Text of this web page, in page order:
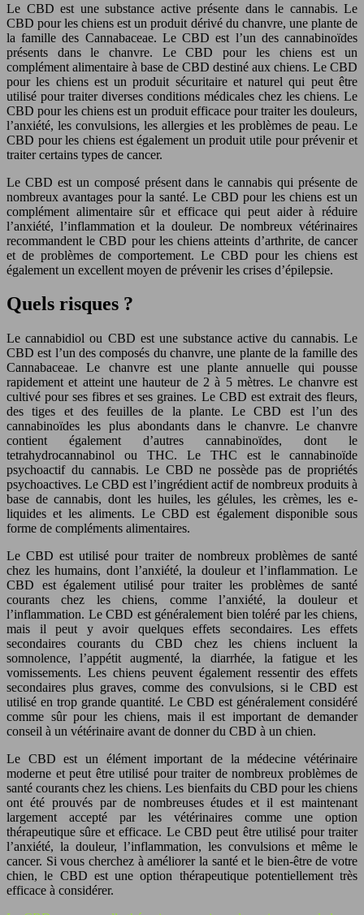
Le CBD est une substance active présente dans le cannabis. Le
CBD pour les chiens est un produit dérivé du chanvre, une plante de
la famille des Cannabaceae. Le CBD est l’un des cannabinoïdes
présents dans le chanvre. Le CBD pour les chiens est un
complément alimentaire à base de CBD destiné aux chiens. Le CBD
pour les chiens est un produit sécuritaire et naturel qui peut être
utilisé pour traiter diverses conditions médicales chez les chiens. Le
CBD pour les chiens est un produit efficace pour traiter les douleurs,
l’anxiété, les convulsions, les allergies et les problèmes de peau. Le
CBD pour les chiens est également un produit utile pour prévenir et
traiter certains types de cancer.
Le CBD est un composé présent dans le cannabis qui présente de
nombreux avantages pour la santé. Le CBD pour les chiens est un
complément alimentaire sûr et efficace qui peut aider à réduire
l’anxiété, l’inflammation et la douleur. De nombreux vétérinaires
recommandent le CBD pour les chiens atteints d’arthrite, de cancer
et de problèmes de comportement. Le CBD pour les chiens est
également un excellent moyen de prévenir les crises d’épilepsie.
Quels risques ?
Le cannabidiol ou CBD est une substance active du cannabis. Le
CBD est l’un des composés du chanvre, une plante de la famille des
Cannabaceae. Le chanvre est une plante annuelle qui pousse
rapidement et atteint une hauteur de 2 à 5 mètres. Le chanvre est
cultivé pour ses fibres et ses graines. Le CBD est extrait des fleurs,
des tiges et des feuilles de la plante. Le CBD est l’un des
cannabinoïdes les plus abondants dans le chanvre. Le chanvre
contient également d’autres cannabinoïdes, dont le
tetrahydrocannabinol ou THC. Le THC est le cannabinoïde
psychoactif du cannabis. Le CBD ne possède pas de propriétés
psychoactives. Le CBD est l’ingrédient actif de nombreux produits à
base de cannabis, dont les huiles, les gélules, les crèmes, les e-
liquides et les aliments. Le CBD est également disponible sous
forme de compléments alimentaires.
Le CBD est utilisé pour traiter de nombreux problèmes de santé
chez les humains, dont l’anxiété, la douleur et l’inflammation. Le
CBD est également utilisé pour traiter les problèmes de santé
courants chez les chiens, comme l’anxiété, la douleur et
l’inflammation. Le CBD est généralement bien toléré par les chiens,
mais il peut y avoir quelques effets secondaires. Les effets
secondaires courants du CBD chez les chiens incluent la
somnolence, l’appétit augmenté, la diarrhée, la fatigue et les
vomissements. Les chiens peuvent également ressentir des effets
secondaires plus graves, comme des convulsions, si le CBD est
utilisé en trop grande quantité. Le CBD est généralement considéré
comme sûr pour les chiens, mais il est important de demander
conseil à un vétérinaire avant de donner du CBD à un chien.
Le CBD est un élément important de la médecine vétérinaire
moderne et peut être utilisé pour traiter de nombreux problèmes de
santé courants chez les chiens. Les bienfaits du CBD pour les chiens
ont été prouvés par de nombreuses études et il est maintenant
largement accepté par les vétérinaires comme une option
thérapeutique sûre et efficace. Le CBD peut être utilisé pour traiter
l’anxiété, la douleur, l’inflammation, les convulsions et même le
cancer. Si vous cherchez à améliorer la santé et le bien-être de votre
chien, le CBD est une option thérapeutique potentiellement très
efficace à considérer.